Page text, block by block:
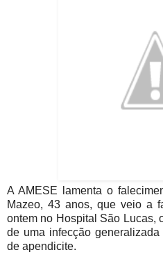
A AMESE lamenta o
Mazeo, 43 anos, que veio a
ontem no Hospital São Lucas,
de uma infecção
de apendicite.